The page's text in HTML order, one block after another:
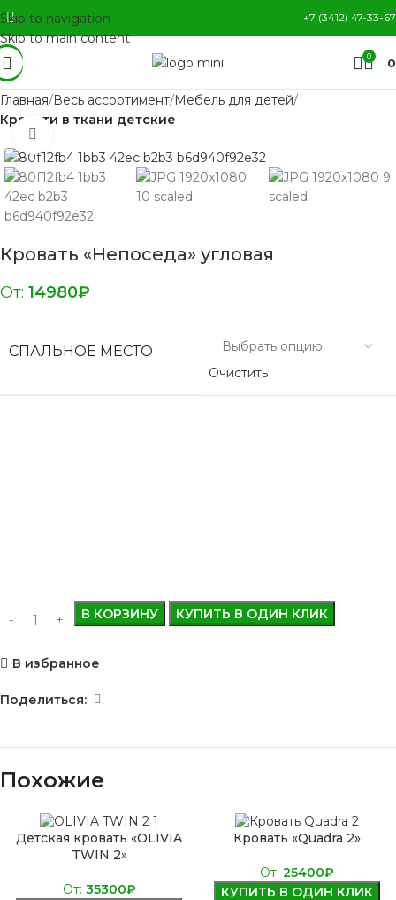
Skip to navigation
Skip to main content
+7 (3412) 47-33-67
0 0
Главная Весь ассортимент Мебель для детей
Кровати в ткани детские
Кровать «Непоседа» угловая
От: 14980₽
СПАЛЬНОЕ МЕСТО
Очистить
В КОРЗИНУ КУПИТЬ В ОДИН КЛИК
В избранное
Поделиться:
Похожие
Детская кровать «OLIVIA
TWIN 2»
От: 35300₽
Кровать «Quadra 2»
От: 25400₽
КУПИТЬ В ОДИН КЛИК